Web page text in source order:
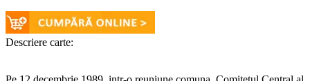
Descriere carte: